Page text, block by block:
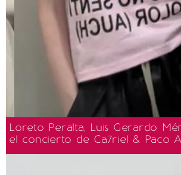
Loreto Peralta, Luis Gerardo
el concierto de Ca7riel & Paco